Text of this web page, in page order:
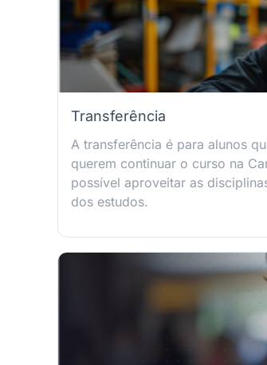
Transferência
A transferência é para alunos
querem continuar o curso na
possível aproveitar as
dos estudos.